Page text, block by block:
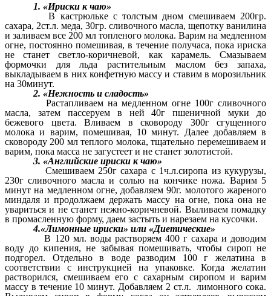
1. «Ириски к чаю»
В кастрюльке с толстым дном смешиваем 200гр.
сахара, 2ст.л. меда, 30гр. сливочного масла, щепотку ванилина
и заливаем все 200 мл топленого молока. Варим на медленном
огне, постоянно помешивая, в течение получаса, пока ириска
не станет светло-коричневой, как карамель. Смазываем
формочки для льда растительным маслом без запаха,
выкладываем в них конфетную массу и ставим в морозильник
на 30минут.
2. «Нежность и сладость»
Растапливаем на медленном огне 100г сливочного
масла, затем пассеруем в ней 40г пшеничной муки до
бежевого цвета. Вливаем в сковороду 300г сгущенного
молока и варим, помешивая, 10 минут. Далее добавляем в
сковороду 200 мл теплого молока, тщательно перемешиваем и
варим, пока масса не загустеет и не станет золотистой.
3. «Английские ириски к чаю»
Смешиваем 250г сахара с 1ч.л.сиропа из кукурузы,
230г сливочного масла и солью на кончике ножа. Варим 5
минут на медленном огне, добавляем 90г. молотого жареного
миндаля и продолжаем держать массу на огне, пока она не
увариться и не станет нежно-коричневой. Выливаем помадку
в промасленную форму, даем застыть и нарезаем на кусочки.
4.«Лимонные ириски» или «Диетические»
В 120 мл. воды растворяем 400 г сахара и доводим
воду до кипения, не забывая помешивать, чтобы сироп не
подгорел. Отдельно в воде разводим 100 г желатина в
соответствии с инструкцией на упаковке. Когда желатин
растворился, смешиваем его с сахарным сиропом и варим
массу в течение 10 минут. Добавляем 2 ст.л. лимонного сока.